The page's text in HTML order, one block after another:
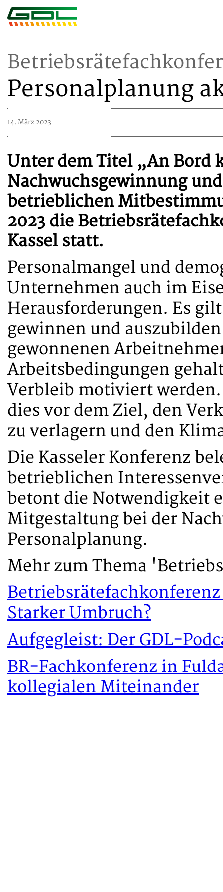
Personalplanung
14. März 2023
Unter dem Titel „An Bord
Nachwuchsgewinnung
betrieblichen
2023 die
Kassel statt.
Personalmangel und
Unternehmen auch im
Herausforderungen. Es
gewinnen und
gewonnenen
Arbeitsbedingungen
Verbleib motiviert
dies vor dem Ziel, den
zu verlagern und den
Die Kasseler Konferenz
betrieblichen
betont die Notwendigkeit
Mitgestaltung bei der
Personalplanung.
Mehr zum Thema
Starker Umbruch?
Aufgegleist: Der GDL-
BR-Fachkonferenz in
kollegialen Miteinander